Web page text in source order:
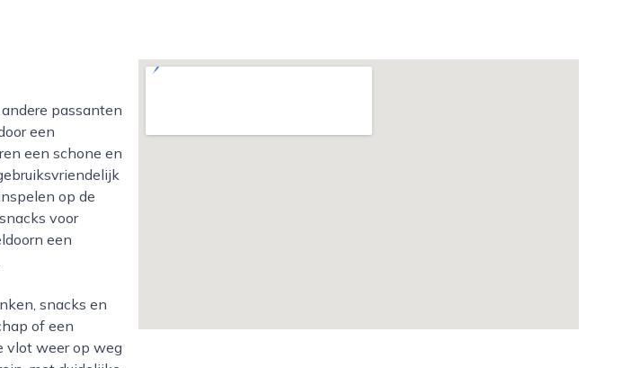
een
een schone en
op de
voor
een
of een
vlot weer op weg